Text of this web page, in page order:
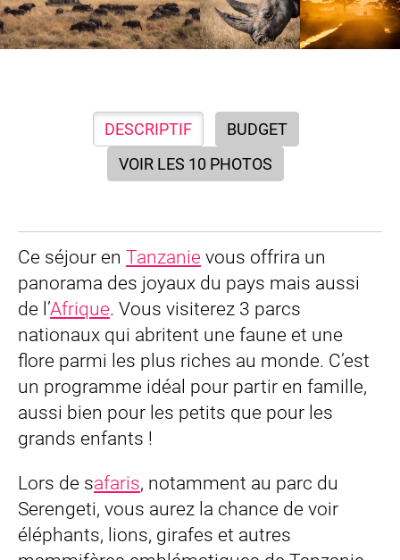
DESCRIPTIF
BUDGET
VOIR LES 10 PHOTOS
Ce séjour en Tanzanie vous offrira un
panorama des joyaux du pays mais aussi
de l’Afrique. Vous visiterez 3 parcs
nationaux qui abritent une faune et une
flore parmi les plus riches au monde. C’est
un programme idéal pour partir en famille,
aussi bien pour les petits que pour les
grands enfants !
Lors de safaris, notamment au parc du
Serengeti, vous aurez la chance de voir
éléphants, lions, girafes et autres